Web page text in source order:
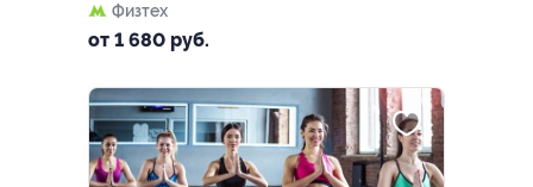
Физтех
от 1 680 руб.